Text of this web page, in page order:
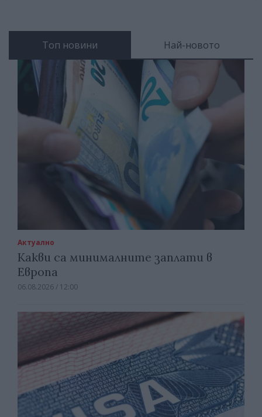
Топ новини Най-новото
Актуално
Какви са минималните заплати в
Европа
06.08.2026 / 12:00